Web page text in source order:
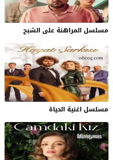
مسلسل المراهنة على الشبح
مسلسل اغنية الحياة